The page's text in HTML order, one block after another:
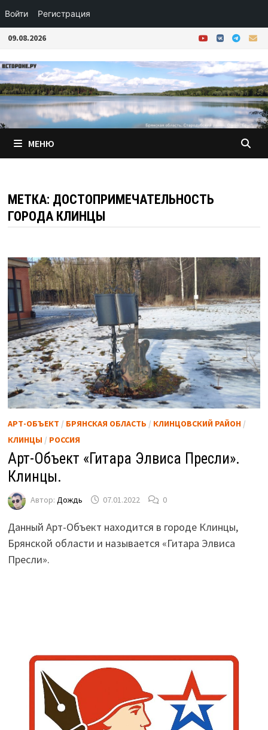
Войти Регистрация
Перейти
содержимому
09.08.2026
МЕНЮ
МЕТКА: ДОСТОПРИМЕЧАТЕЛЬНОСТЬ
ГОРОДА КЛИНЦЫ
АРТ-ОБЪЕКТ / БРЯНСКАЯ ОБЛАСТЬ / КЛИНЦОВСКИЙ РАЙОН/
КЛИНЦЫ / РОССИЯ
Арт-Объект «Гитара Элвиса Пресли».
Клинцы.
Автор: Дождь 07.01.2022 0
Данный Арт-Объект находится в городе Клинцы,
Брянской области и называется «Гитара Элвиса
Пресли».